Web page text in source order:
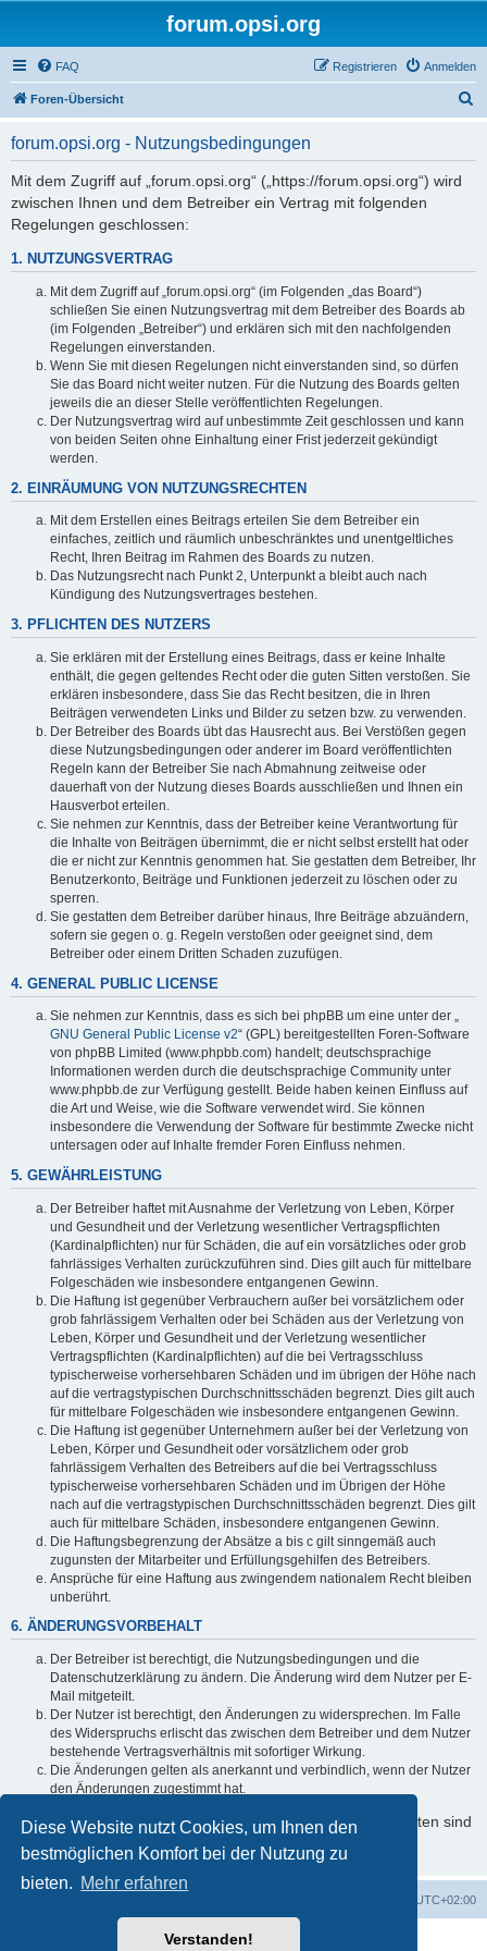
Diese Website nutzt Cookies, um Ihnen den
bestmöglichen Komfort bei der Nutzung zu
bieten. Mehr erfahren
Verstanden!
forum.opsi.org
FAQ Anmelden
Registrieren
Foren-Übersicht
forum.opsi.org - Nutzungsbedingungen
Mit dem Zugriff auf „forum.opsi.org“ („https://forum.opsi.org“) wird
zwischen Ihnen und dem Betreiber ein Vertrag mit folgenden
Regelungen geschlossen:
1. NUTZUNGSVERTRAG
Mit dem Zugriff auf „forum.opsi.org“ (im Folgenden „das Board“)
schließen Sie einen Nutzungsvertrag mit dem Betreiber des Boards ab
(im Folgenden „Betreiber“) und erklären sich mit den nachfolgenden
Regelungen einverstanden.
Wenn Sie mit diesen Regelungen nicht einverstanden sind, so dürfen
Sie das Board nicht weiter nutzen. Für die Nutzung des Boards gelten
jeweils die an dieser Stelle veröffentlichten Regelungen.
Der Nutzungsvertrag wird auf unbestimmte Zeit geschlossen und kann
von beiden Seiten ohne Einhaltung einer Frist jederzeit gekündigt
werden.
2. EINRÄUMUNG VON NUTZUNGSRECHTEN
Mit dem Erstellen eines Beitrags erteilen Sie dem Betreiber ein
einfaches, zeitlich und räumlich unbeschränktes und unentgeltliches
Recht, Ihren Beitrag im Rahmen des Boards zu nutzen.
Das Nutzungsrecht nach Punkt 2, Unterpunkt a bleibt auch nach
Kündigung des Nutzungsvertrages bestehen.
3. PFLICHTEN DES NUTZERS
Sie erklären mit der Erstellung eines Beitrags, dass er keine Inhalte
enthält, die gegen geltendes Recht oder die guten Sitten verstoßen. Sie
erklären insbesondere, dass Sie das Recht besitzen, die in Ihren
Beiträgen verwendeten Links und Bilder zu setzen bzw. zu verwenden.
Der Betreiber des Boards übt das Hausrecht aus. Bei Verstößen gegen
diese Nutzungsbedingungen oder anderer im Board veröffentlichten
Regeln kann der Betreiber Sie nach Abmahnung zeitweise oder
dauerhaft von der Nutzung dieses Boards ausschließen und Ihnen ein
Hausverbot erteilen.
Sie nehmen zur Kenntnis, dass der Betreiber keine Verantwortung für
die Inhalte von Beiträgen übernimmt, die er nicht selbst erstellt hat oder
die er nicht zur Kenntnis genommen hat. Sie gestatten dem Betreiber, Ihr
Benutzerkonto, Beiträge und Funktionen jederzeit zu löschen oder zu
sperren.
Sie gestatten dem Betreiber darüber hinaus, Ihre Beiträge abzuändern,
sofern sie gegen o. g. Regeln verstoßen oder geeignet sind, dem
Betreiber oder einem Dritten Schaden zuzufügen.
4. GENERAL PUBLIC LICENSE
Sie nehmen zur Kenntnis, dass es sich bei phpBB um eine unter der „
GNU General Public License v2“ (GPL) bereitgestellten Foren-Software
von phpBB Limited (www.phpbb.com) handelt; deutschsprachige
Informationen werden durch die deutschsprachige Community unter
www.phpbb.de zur Verfügung gestellt. Beide haben keinen Einfluss auf
die Art und Weise, wie die Software verwendet wird. Sie können
insbesondere die Verwendung der Software für bestimmte Zwecke nicht
untersagen oder auf Inhalte fremder Foren Einfluss nehmen.
5. GEWÄHRLEISTUNG
Der Betreiber haftet mit Ausnahme der Verletzung von Leben, Körper
und Gesundheit und der Verletzung wesentlicher Vertragspflichten
(Kardinalpflichten) nur für Schäden, die auf ein vorsätzliches oder grob
fahrlässiges Verhalten zurückzuführen sind. Dies gilt auch für mittelbare
Folgeschäden wie insbesondere entgangenen Gewinn.
Die Haftung ist gegenüber Verbrauchern außer bei vorsätzlichem oder
grob fahrlässigem Verhalten oder bei Schäden aus der Verletzung von
Leben, Körper und Gesundheit und der Verletzung wesentlicher
Vertragspflichten (Kardinalpflichten) auf die bei Vertragsschluss
typischerweise vorhersehbaren Schäden und im übrigen der Höhe nach
auf die vertragstypischen Durchschnittsschäden begrenzt. Dies gilt auch
für mittelbare Folgeschäden wie insbesondere entgangenen Gewinn.
Die Haftung ist gegenüber Unternehmern außer bei der Verletzung von
Leben, Körper und Gesundheit oder vorsätzlichem oder grob
fahrlässigem Verhalten des Betreibers auf die bei Vertragsschluss
typischerweise vorhersehbaren Schäden und im Übrigen der Höhe
nach auf die vertragstypischen Durchschnittsschäden begrenzt. Dies gilt
auch für mittelbare Schäden, insbesondere entgangenen Gewinn.
Die Haftungsbegrenzung der Absätze a bis c gilt sinngemäß auch
zugunsten der Mitarbeiter und Erfüllungsgehilfen des Betreibers.
Ansprüche für eine Haftung aus zwingendem nationalem Recht bleiben
unberührt.
6. ÄNDERUNGSVORBEHALT
Der Betreiber ist berechtigt, die Nutzungsbedingungen und die
Datenschutzerklärung zu ändern. Die Änderung wird dem Nutzer per E-
Mail mitgeteilt.
Der Nutzer ist berechtigt, den Änderungen zu widersprechen. Im Falle
des Widerspruchs erlischt das zwischen dem Betreiber und dem Nutzer
bestehende Vertragsverhältnis mit sofortiger Wirkung.
Die Änderungen gelten als anerkannt und verbindlich, wenn der Nutzer
den Änderungen zugestimmt hat.
Informationen über den Umgang mit Ihren persönlichen Daten sind
in der Datenschutzerklärung enthalten.
UTC+02:00
Powered byphpBB® Forum Software © phpBB Limited